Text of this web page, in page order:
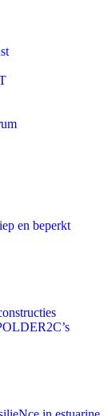
en beperkt